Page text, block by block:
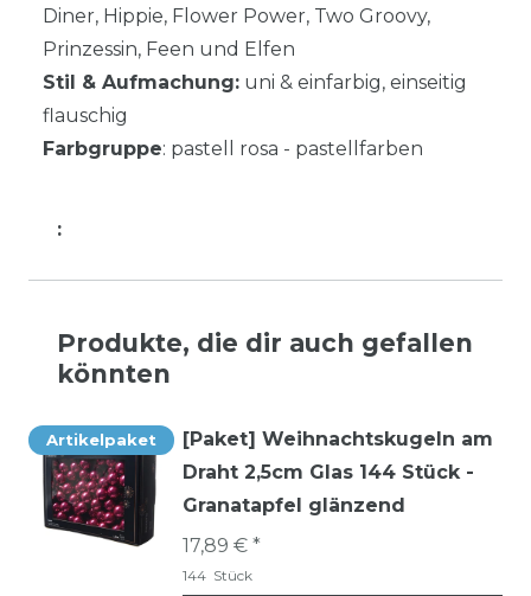
Diner, Hippie, Flower Power, Two Groovy,
Prinzessin, Feen und Elfen
Stil & Aufmachung: uni & einfarbig, einseitig
flauschig
Farbgruppe: pastell rosa - pastellfarben
:
Produkte, die dir auch gefallen
könnten
Artikelpaket
[Paket] Weihnachtskugeln am
Draht 2,5cm Glas 144 Stück -
Granatapfel glänzend
17,89 € *
144 Stück